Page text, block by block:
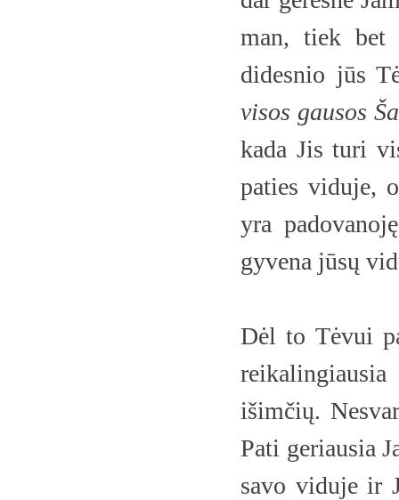
man, tiek bet
didesnio jūs
visos gausos
kada Jis turi
paties viduje,
yra
gyvena jūsų
Dėl to Tėvui
išimčių.
Pati geriausia
savo viduje ir